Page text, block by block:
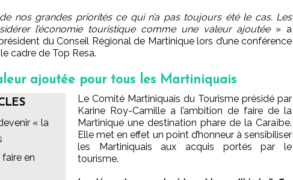
nos grandes priorités ce qui n’a pas toujours été le cas. Les
l’économie touristique comme une valeur ajoutée » a
du Conseil Régional de Martinique lors d’une conférence
cadre de Top Resa.
ajoutée pour tous les Martiniquais
« la
en
Le Comité Martiniquais du Tourisme présidé par
Karine Roy-Camille a l’ambition de faire de la
Martinique une destination phare de la Caraïbe.
Elle met en effet un point d’honneur à sensibiliser
les Martiniquais aux acquis portés par le
tourisme.